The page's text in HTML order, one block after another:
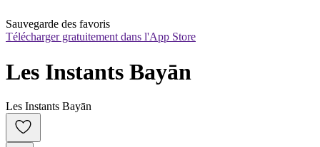
Sauvegarde des favoris
Télécharger gratuitement dans l'App Store
Les Instants Bayān
Les Instants Bayān